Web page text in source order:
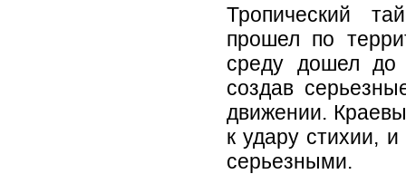
Тропический
прошел по
среду дошел до
создав
движении.
к удару стихии,
серьезными.